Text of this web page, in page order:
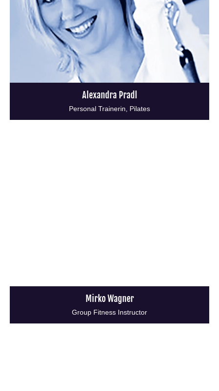
Alexandra Pradl
Personal Trainerin, Pilates
Mirko Wagner
Group Fitness Instructor